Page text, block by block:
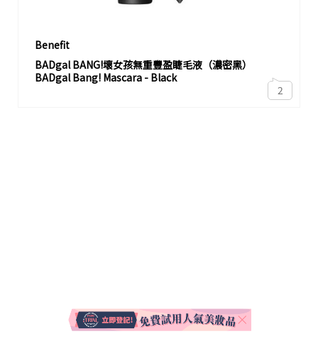
Benefit
BADgal BANG!壞女孩無重豐盈睫毛液（濃密黑）
BADgal Bang! Mascara - Black
2